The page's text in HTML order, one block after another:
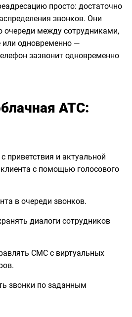
просто: достаточно
звонков. Они
очереди между сотрудниками,
или одновременно —
зазвонит одновременно
АТС:
приветствия и актуальной
с помощью голосового
в очереди звонков.
диалоги сотрудников
СМС с виртуальных
звонки по заданным